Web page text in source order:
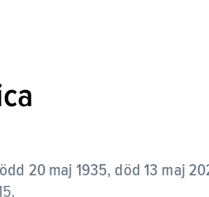
20 maj 1935, död 13 maj